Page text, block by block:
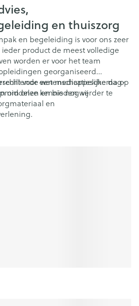
en thuiszorg
en begeleiding is voor ons zeer
product de meest volledige
worden er voor het team
georganiseerd
wetenschappelijke dag-
om onze kennis nog verder te
voor een medicatieschema op
en bieden wij
en